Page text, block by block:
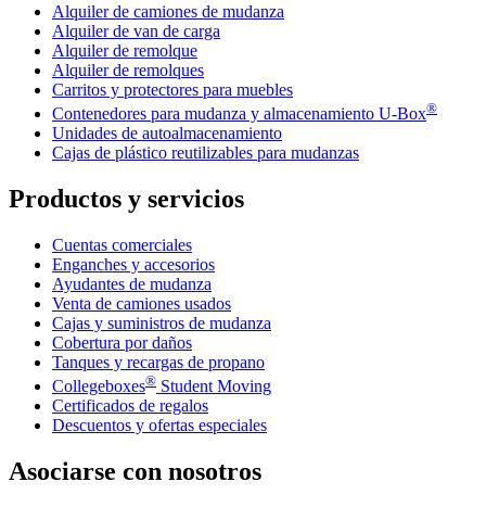
Alquiler de camiones de mudanza
Alquiler de van de carga
Alquiler de remolque
Alquiler de remolques
Carritos y protectores para muebles
Contenedores para mudanza y almacenamiento U-Box®
Unidades de autoalmacenamiento
Cajas de plástico reutilizables para mudanzas
Productos y servicios
Cuentas comerciales
Enganches y accesorios
Ayudantes de mudanza
Venta de camiones usados
Cajas y suministros de mudanza
Cobertura por daños
Tanques y recargas de propano
Collegeboxes® Student Moving
Certificados de regalos
Descuentos y ofertas especiales
Asociarse con nosotros